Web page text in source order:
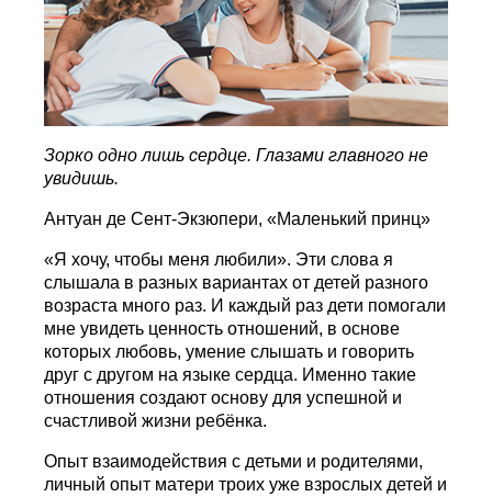
Зорко одно лишь сердце. Глазами главного не
увидишь.
Антуан де Сент-Экзюпери, «Маленький принц»
«Я хочу, чтобы меня любили». Эти слова я
слышала в разных вариантах от детей разного
возраста много раз. И каждый раз дети помогали
мне увидеть ценность отношений, в основе
которых любовь, умение слышать и говорить
друг с другом на языке сердца. Именно такие
отношения создают основу для успешной и
счастливой жизни ребёнка.
Опыт взаимодействия с детьми и родителями,
личный опыт матери троих уже взрослых детей и